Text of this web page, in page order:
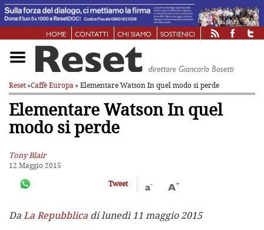
HOME CONTATTI CHI SIAMO SOSTIENICI
Reset»Caffè Europa» Elementare WatsonIn quel modo si perde
Elementare WatsonIn quel
modo si perde
Tony Blair
12 Maggio 2015
Tweet
a- A+
DaLa Repubblica di lunedì 11 maggio 2015